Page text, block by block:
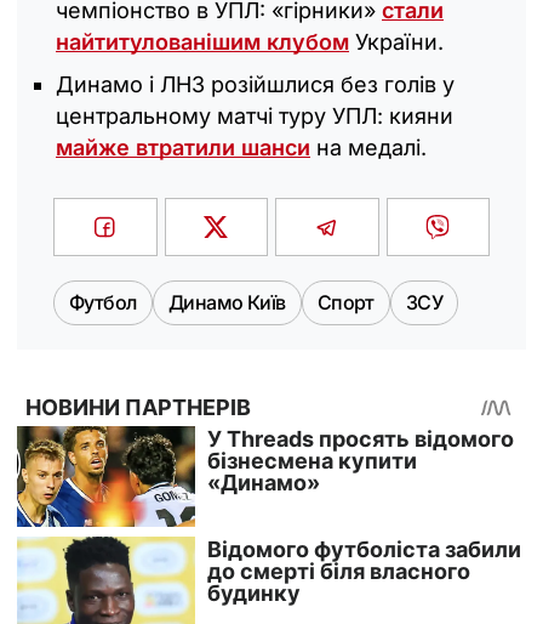
чемпіонство в УПЛ: «гірники» стали
найтитулованішим клубом України.
Динамо і ЛНЗ розійшлися без голів у
центральному матчі туру УПЛ: кияни
майже втратили шанси на медалі.
Футбол Динамо Київ Спорт ЗСУ